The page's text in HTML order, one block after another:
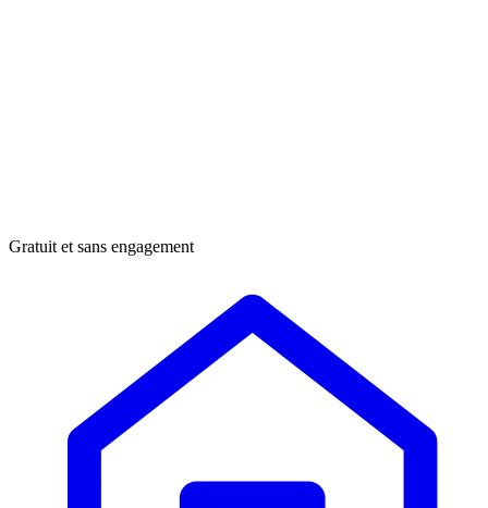
Gratuit et sans engagement